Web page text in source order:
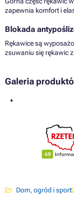
zapewnia komfort i
Blokada
Rękawice są
zsuwaniu się rękawic z
Galeria
Dom, ogród i sport